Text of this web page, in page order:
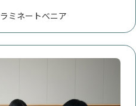
ラミネートべニア